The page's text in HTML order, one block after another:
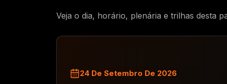
Veja o dia, horário, plenária e trilhas desta
24 De Setembro De 2026